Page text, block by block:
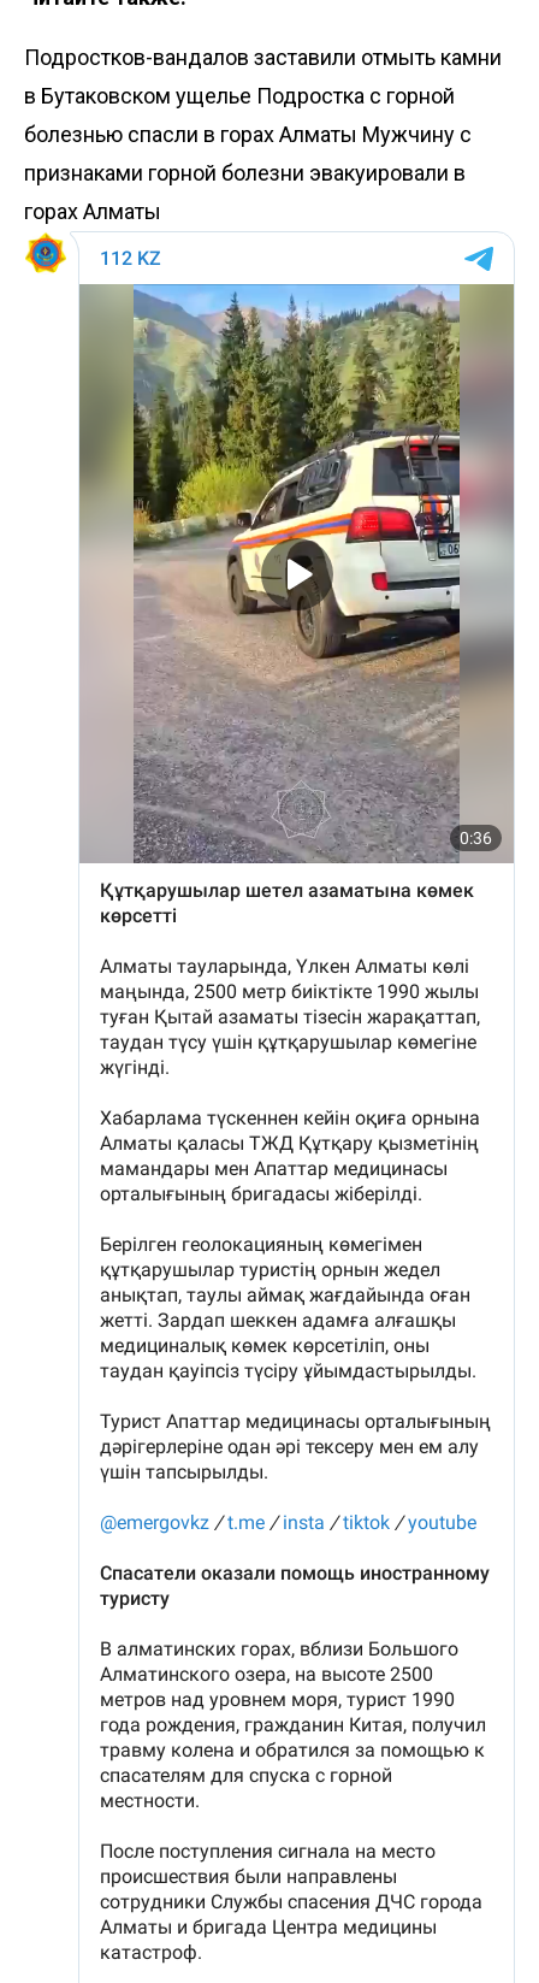
Подростков-вандалов заставили отмыть камни
в Бутаковском ущелье Подростка с горной
болезнью спасли в горах Алматы Мужчину с
признаками горной болезни эвакуировали в
горах Алматы